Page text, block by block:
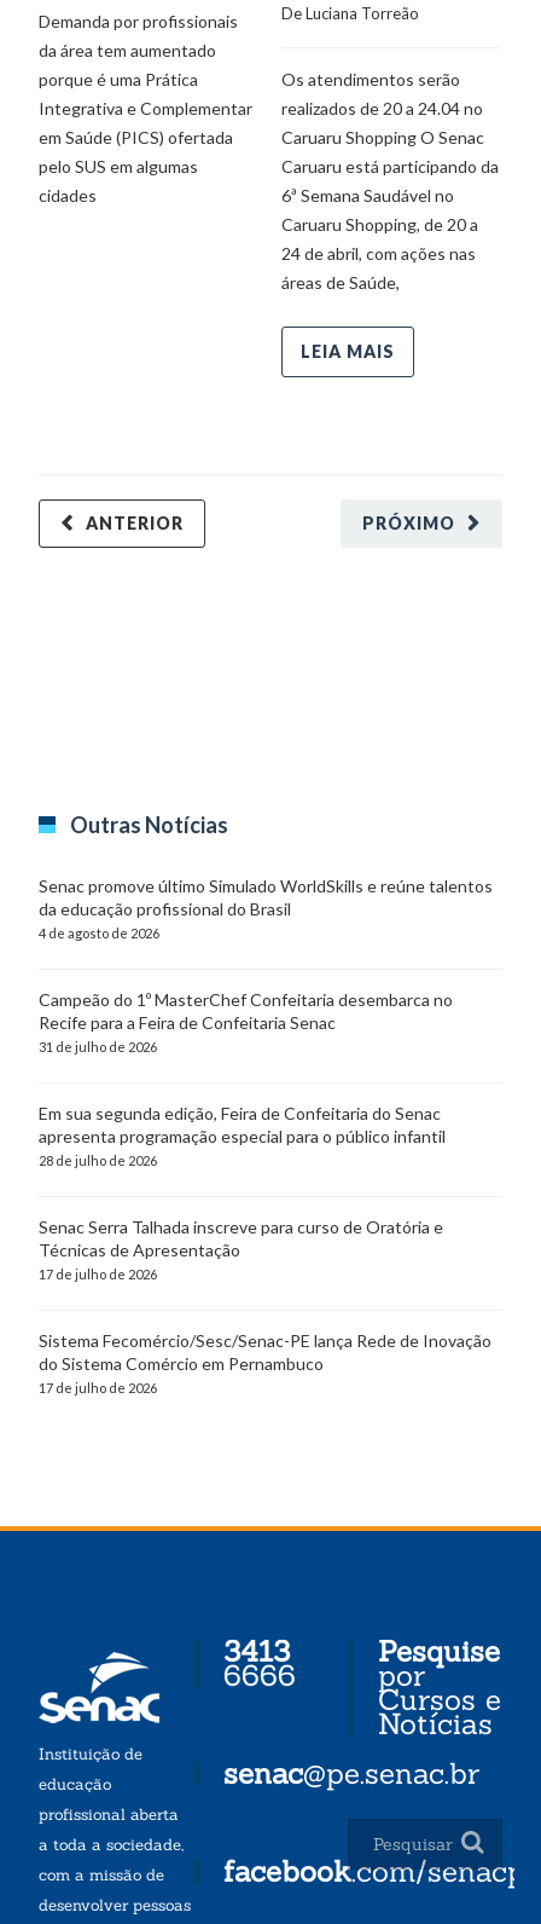
Demanda por profissionais
da área tem aumentado
porque é uma Prática
Integrativa e Complementar
em Saúde (PICS) ofertada
pelo SUS em algumas
cidades
De Luciana Torreão
Os atendimentos serão
realizados de 20 a 24.04 no
Caruaru Shopping O Senac
Caruaru está participando da
6ª Semana Saudável no
Caruaru Shopping, de 20 a
24 de abril, com ações nas
áreas de Saúde,
LEIA MAIS
PRÓXIMO
ANTERIOR
Outras Notícias
Senac promove último Simulado WorldSkills e reúne talentos
da educação profissional do Brasil
4 de agosto de 2026
Campeão do 1º MasterChef Confeitaria desembarca no
Recife para a Feira de Confeitaria Senac
31 de julho de 2026
Em sua segunda edição, Feira de Confeitaria do Senac
apresenta programação especial para o público infantil
28 de julho de 2026
Senac Serra Talhada inscreve para curso de Oratória e
Técnicas de Apresentação
17 de julho de 2026
Sistema Fecomércio/Sesc/Senac-PE lança Rede de Inovação
do Sistema Comércio em Pernambuco
17 de julho de 2026
Instituição de
educação
profissional aberta
a toda a sociedade,
com a missão de
desenvolver pessoas
3413
6666
senac@pe.senac.br
facebook.com/senacpe
Pesquise
por
Cursos e
Notícias